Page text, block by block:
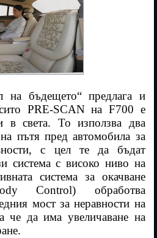
на бъдещето“ предлага и
PRE-SCAN на F700 е
в света. То използва два
пътя пред автомобила за
с цел те да бъдат
система с високо ниво на
система за окачване
Control) обработва
мост за неравности на
че да има увеличаване на